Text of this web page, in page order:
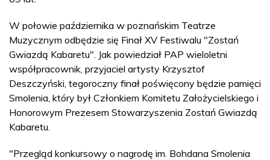
W połowie października w poznańskim Teatrze
Muzycznym odbędzie się Finał XV Festiwalu "Zostań
Gwiazdą Kabaretu". Jak powiedział PAP wieloletni
współpracownik, przyjaciel artysty Krzysztof
Deszczyński, tegoroczny finał poświęcony będzie pamięci
Smolenia, który był Członkiem Komitetu Założycielskiego i
Honorowym Prezesem Stowarzyszenia Zostań Gwiazdą
Kabaretu.
"Przegląd konkursowy o nagrodę im. Bohdana Smolenia